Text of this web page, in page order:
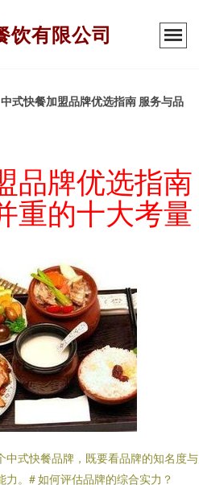
饮有限公司
中式快餐加盟品牌优选指南 服务与品
品牌优选指南
重的十大考量
中式快餐品牌，既要看品牌的知名度
。# 如何评估品牌的综合实力？